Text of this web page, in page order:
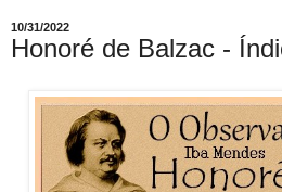
10/31/2022
Honoré de Balzac -